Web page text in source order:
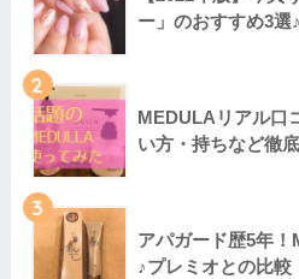
ー」のおすすめ3選♪
2
MEDULAリアル口
い方・持ちなど徹
3
アパガード歴5年
♪プレミオとの比較